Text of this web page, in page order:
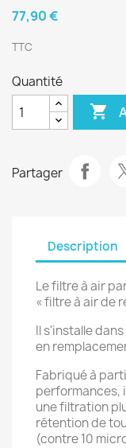
77,90 €
TTC
Quantité

Partager
Description
Le filtre à air
« filtre à air de
Il s'installe
en
Fabriqué à
performances,
une filtration
rétention de
(contre 10